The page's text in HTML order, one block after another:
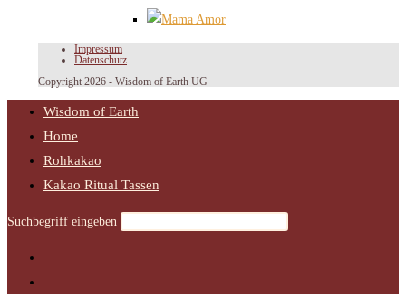
Impressum
Datenschutz
Copyright 2026 - Wisdom of Earth UG
Wisdom of Earth
Home
Rohkakao
Kakao Ritual Tassen
Suchbegriff eingeben